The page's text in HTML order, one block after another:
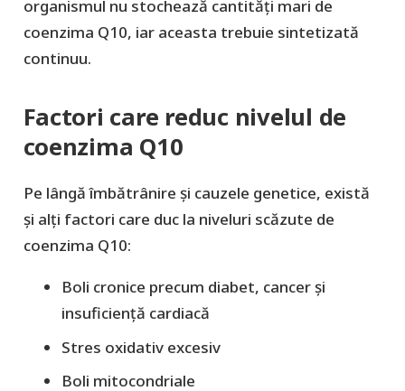
organismul nu stochează cantități mari de
coenzima Q10, iar aceasta trebuie sintetizată
continuu.
Factori care reduc nivelul de
coenzima Q10
Pe lângă îmbătrânire și cauzele genetice, există
și alți factori care duc la niveluri scăzute de
coenzima Q10:
Boli cronice precum diabet, cancer și
insuficiență cardiacă
Stres oxidativ excesiv
Boli mitocondriale